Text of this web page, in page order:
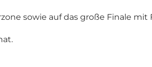
sowie auf das große Finale